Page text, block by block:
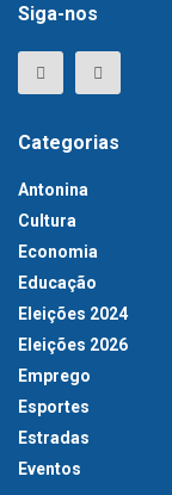
Siga-nos
Categorias
Antonina
Cultura
Economia
Educação
Eleições 2024
Eleições 2026
Emprego
Esportes
Estradas
Eventos